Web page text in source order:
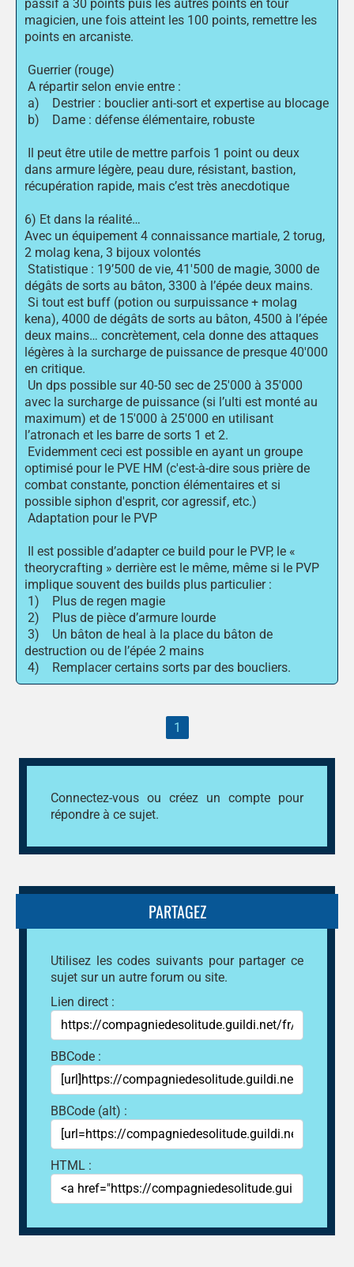
passif à 30 points puis les autres points en tour
magicien, une fois atteint les 100 points, remettre les
points en arcaniste.
Guerrier (rouge)
A répartir selon envie entre :
a) Destrier : bouclier anti-sort et expertise au blocage
b) Dame : défense élémentaire, robuste
Il peut être utile de mettre parfois 1 point ou deux
dans armure légère, peau dure, résistant, bastion,
récupération rapide, mais c’est très anecdotique
6) Et dans la réalité…
Avec un équipement 4 connaissance martiale, 2 torug,
2 molag kena, 3 bijoux volontés
Statistique : 19’500 de vie, 41'500 de magie, 3000 de
dégâts de sorts au bâton, 3300 à l’épée deux mains.
Si tout est buff (potion ou surpuissance + molag
kena), 4000 de dégâts de sorts au bâton, 4500 à l’épée
deux mains… concrètement, cela donne des attaques
légères à la surcharge de puissance de presque 40'000
en critique.
Un dps possible sur 40-50 sec de 25'000 à 35'000
avec la surcharge de puissance (si l’ulti est monté au
maximum) et de 15'000 à 25'000 en utilisant
l’atronach et les barre de sorts 1 et 2.
Evidemment ceci est possible en ayant un groupe
optimisé pour le PVE HM (c'est-à-dire sous prière de
combat constante, ponction élémentaires et si
possible siphon d'esprit, cor agressif, etc.)
Adaptation pour le PVP
Il est possible d’adapter ce build pour le PVP, le «
theorycrafting » derrière est le même, même si le PVP
implique souvent des builds plus particulier :
1) Plus de regen magie
2) Plus de pièce d’armure lourde
3) Un bâton de heal à la place du bâton de
destruction ou de l’épée 2 mains
4) Remplacer certains sorts par des boucliers.
1
Connectez-vous oucréez un comptepour
répondre à ce sujet.
PARTAGEZ
Utilisez les codes suivants pour partager ce
sujet sur un autre forum ou site.
Lien direct :
BBCode :
BBCode (alt) :
HTML :